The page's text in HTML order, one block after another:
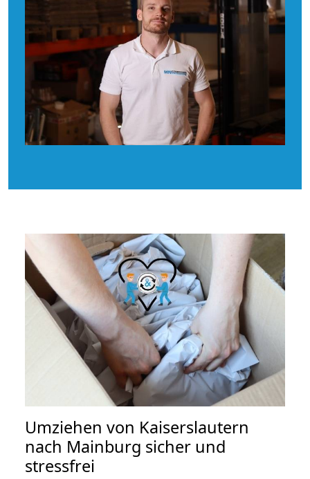
Umziehen von Kaiserslautern
nach Mainburg sicher und
stressfrei